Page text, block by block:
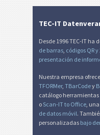
TEC-IT
Desde 1996 TEC-IT ha
de barras códigos QR y
presentación de
Nuestra empresa
TFORMer, TBarCodey
catálogo
o Scan-IT to Office ,
de datos móvil.
personalizadas bajo